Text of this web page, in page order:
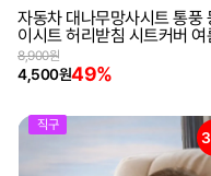
자동차 대나무망사시트 통풍
이시트 허리받침 시트커버 여
시트 쿨링시트
4,500원49%
8,900원
직구